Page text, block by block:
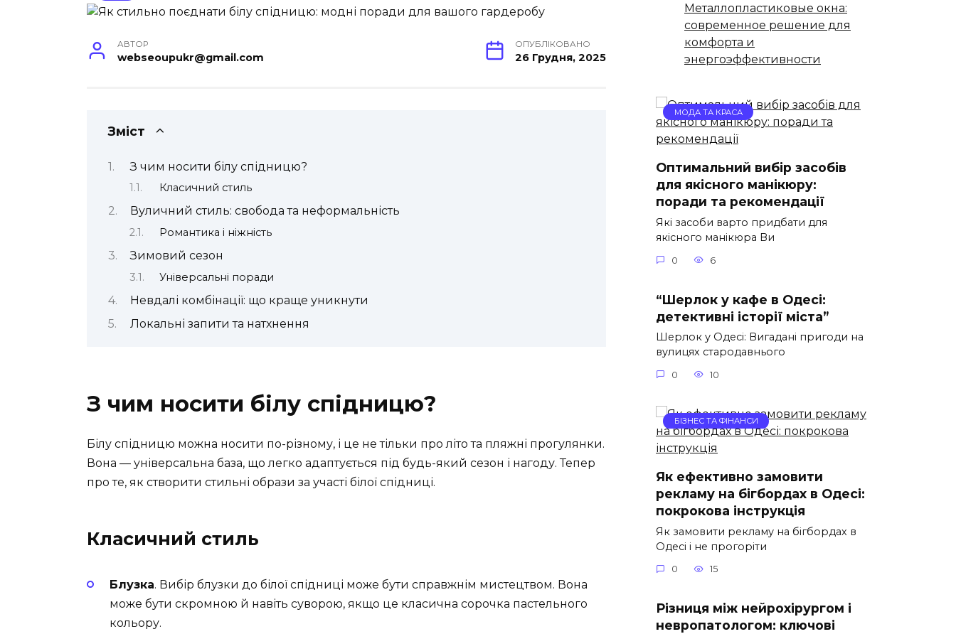
АВТОР
webseoupukr@gmail.com
ОПУБЛІКОВАНО
26 Грудня, 2025
Зміст
З чим носити білу спідницю?
Класичний стиль
Вуличний стиль: свобода та неформальність
Романтика і ніжність
Зимовий сезон
Універсальні поради
Невдалі комбінації: що краще уникнути
Локальні запити та натхнення
З чим носити білу спідницю?
Білу спідницю можна носити по-різному, і це не тільки про літо та пляжні прогулянки.
Вона — універсальна база, що легко адаптується під будь-який сезон і нагоду. Тепер
про те, як створити стильні образи за участі білої спідниці.
Класичний стиль
Блузка. Вибір блузки до білої спідниці може бути справжнім мистецтвом. Вона
може бути скромною й навіть суворою, якщо це класична сорочка пастельного
кольору.
Металлопластиковые окна:
современное решение для
комфорта и
энергоэффективности
МОДА ТА КРАСА
Оптимальний вибір засобів
для якісного манікюру:
поради та рекомендації
Які засоби варто придбати для
якісного манікюра Ви
0 6
“Шерлок у кафе в Одесі:
детективні історії міста”
Шерлок у Одесі: Вигадані пригоди на
вулицях стародавнього
0 10
БІЗНЕС ТА ФІНАНСИ
Як ефективно замовити
рекламу на бігбордах в Одесі:
покрокова інструкція
Як замовити рекламу на бігбордах в
Одесі і не прогоріти
0 15
Різниця між нейрохірургом і
невропатологом: ключові